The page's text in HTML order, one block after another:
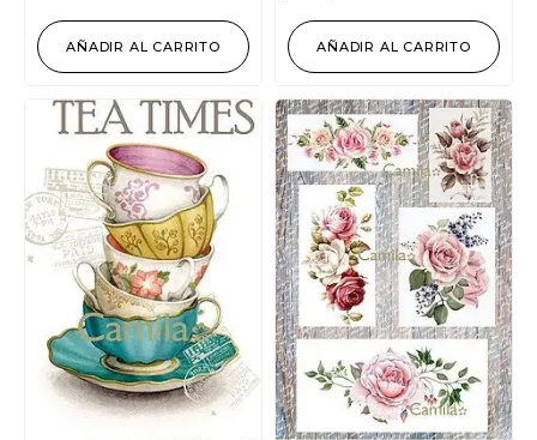
AÑADIR AL CARRITO AÑADIR AL CARRITO